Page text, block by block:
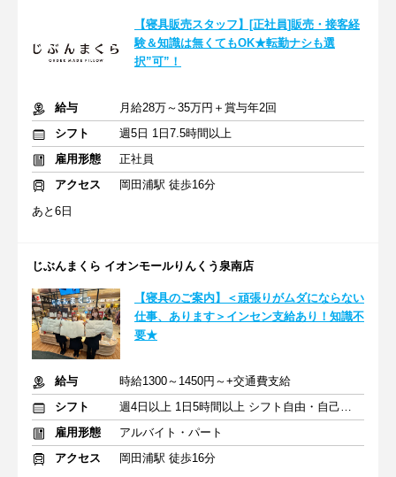
【寝具販売スタッフ】[正社員]販売・接客経
験＆知識は無くてもOK★転勤ナシも選
択”可”！
給与
月給28万～35万円＋賞与年2回
シフト
週5日 1日7.5時間以上
雇用形態
正社員
アクセス
岡田浦駅 徒歩16分
あと6日
じぶんまくら イオンモールりんくう泉南店
【寝具のご案内】＜頑張りがムダにならない
仕事、あります＞インセン支給あり！知識不
要★
給与
時給1300～1450円～+交通費支給
シフト
週4日以上 1日5時間以上 シフト自由・自己申告
雇用形態
アルバイト・パート
アクセス
岡田浦駅 徒歩16分